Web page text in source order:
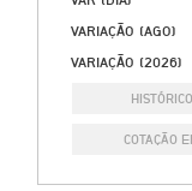
VARIAÇÃO (AGO)
VARIAÇÃO (2026)
COTAÇÃO